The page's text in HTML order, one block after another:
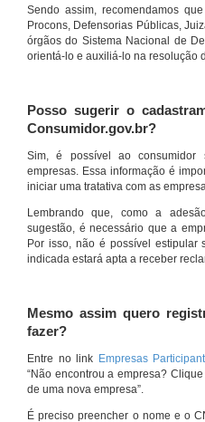
Sendo assim, recomendamos
Procons, Defensorias Públicas,
órgãos do Sistema Nacional de
orientá-lo e auxiliá-lo na resolução
Posso sugerir o
Consumidor.gov.br?
Sim, é possível ao consumidor
empresas. Essa informação é
iniciar uma tratativa com as
Lembrando que, como a
sugestão, é necessário que a
Por isso, não é possível estipular
indicada estará apta a receber
Mesmo assim quero
fazer?
Entre no link Empresas
“Não encontrou a empresa?
de uma nova empresa”.
É preciso preencher o nome e o